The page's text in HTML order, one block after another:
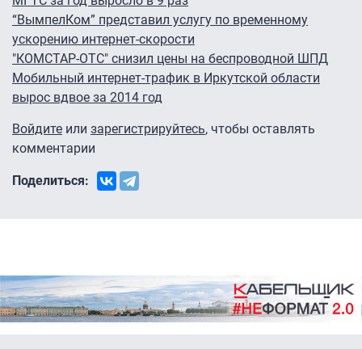
“ВымпелКом” представил услугу по временному
ускорению интернет-скорости
"КОМСТАР-ОТС" снизил цены на беспроводной ШПД
Мобильный интернет-трафик в Иркутской области
вырос вдвое за 2014 год
Войдите или зарегистрируйтесь, чтобы оставлять
комментарии
Поделиться: